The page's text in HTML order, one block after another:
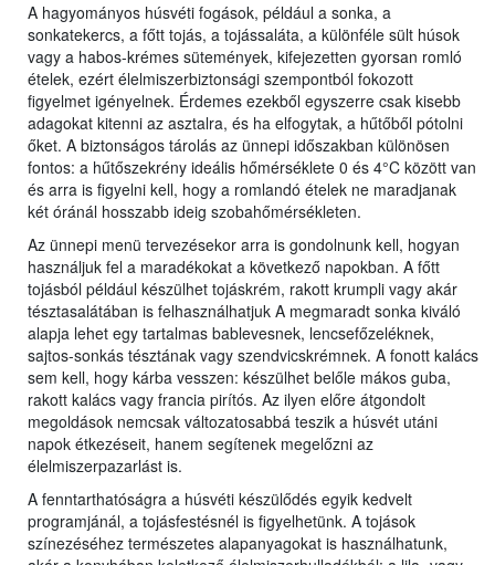
A hagyományos húsvéti fogások, például a sonka, a
sonkatekercs, a főtt tojás, a tojássaláta, a különféle sült húsok
vagy a habos-krémes sütemények, kifejezetten gyorsan romló
ételek, ezért élelmiszerbiztonsági szempontból fokozott
figyelmet igényelnek. Érdemes ezekből egyszerre csak kisebb
adagokat kitenni az asztalra, és ha elfogytak, a hűtőből pótolni
őket. A biztonságos tárolás az ünnepi időszakban különösen
fontos: a hűtőszekrény ideális hőmérséklete 0 és 4°C között van
és arra is figyelni kell, hogy a romlandó ételek ne maradjanak
két óránál hosszabb ideig szobahőmérsékleten.
Az ünnepi menü tervezésekor arra is gondolnunk kell, hogyan
használjuk fel a maradékokat a következő napokban. A főtt
tojásból például készülhet tojáskrém, rakott krumpli vagy akár
tésztasalátában is felhasználhatjuk A megmaradt sonka kiváló
alapja lehet egy tartalmas bablevesnek, lencsefőzeléknek,
sajtos-sonkás tésztának vagy szendvicskrémnek. A fonott kalács
sem kell, hogy kárba vesszen: készülhet belőle mákos guba,
rakott kalács vagy francia pirítós. Az ilyen előre átgondolt
megoldások nemcsak változatosabbá teszik a húsvét utáni
napok étkezéseit, hanem segítenek megelőzni az
élelmiszerpazarlást is.
A fenntarthatóságra a húsvéti készülődés egyik kedvelt
programjánál, a tojásfestésnél is figyelhetünk. A tojások
színezéséhez természetes alapanyagokat is használhatunk,